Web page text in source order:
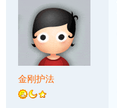
金刚护法